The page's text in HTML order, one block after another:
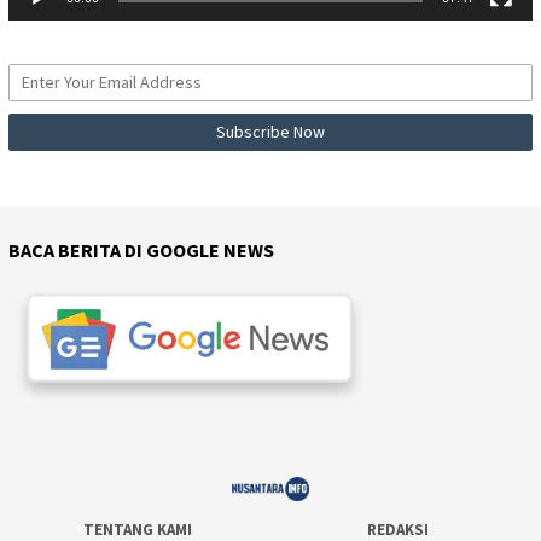
BACA BERITA DI GOOGLE NEWS
TENTANG KAMI REDAKSI